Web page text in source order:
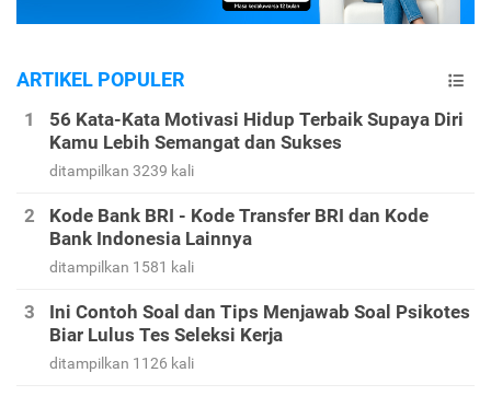
ARTIKEL POPULER
56 Kata-Kata Motivasi Hidup Terbaik Supaya Diri
Kamu Lebih Semangat dan Sukses
ditampilkan 3239 kali
Kode Bank BRI - Kode Transfer BRI dan Kode
Bank Indonesia Lainnya
ditampilkan 1581 kali
Ini Contoh Soal dan Tips Menjawab Soal Psikotes
Biar Lulus Tes Seleksi Kerja
ditampilkan 1126 kali